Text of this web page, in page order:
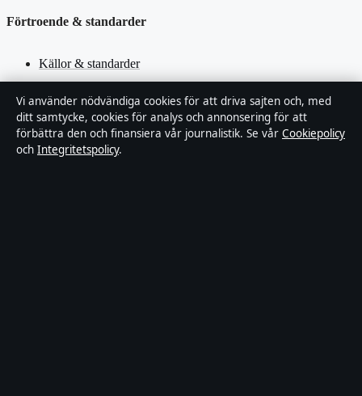
Förtroende & standarder
Källor & standarder
Redaktionell policy
Rättelsepolicy
Vi använder nödvändiga cookies för att driva sajten och, med
ditt samtycke, cookies för analys och annonsering för att
förbättra den och finansiera vår journalistik. Se vår Cookiepolicy
och Integritetspolicy.